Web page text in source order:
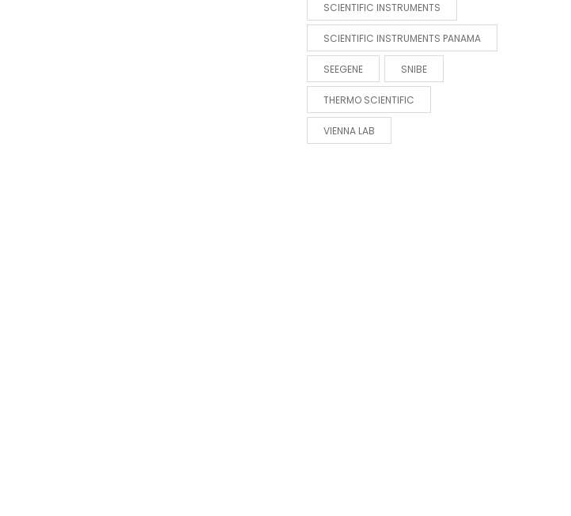
SCIENTIFIC INSTRUMENTS
SCIENTIFIC INSTRUMENTS PANAMA
SEEGENE SNIBE
THERMO SCIENTIFIC
VIENNA LAB